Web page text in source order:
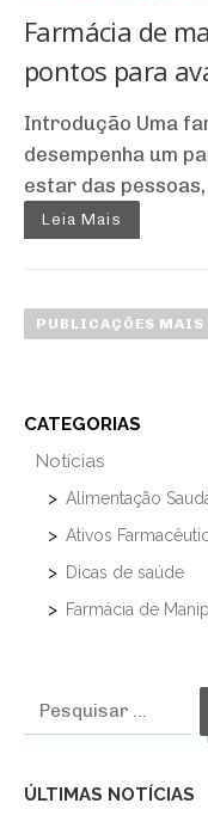
Farmácia de
pontos para
Introdução Uma
desempenha um
estar das pessoas,
Leia Mais
a
v
a
s
PUBLICAÇÕES MAIS
CATEGORIAS
Notícias
Alimentação
Ativos
Dicas de saúde
Farmácia de
Pesquisar
por:
ÚLTIMAS NOTÍCIAS